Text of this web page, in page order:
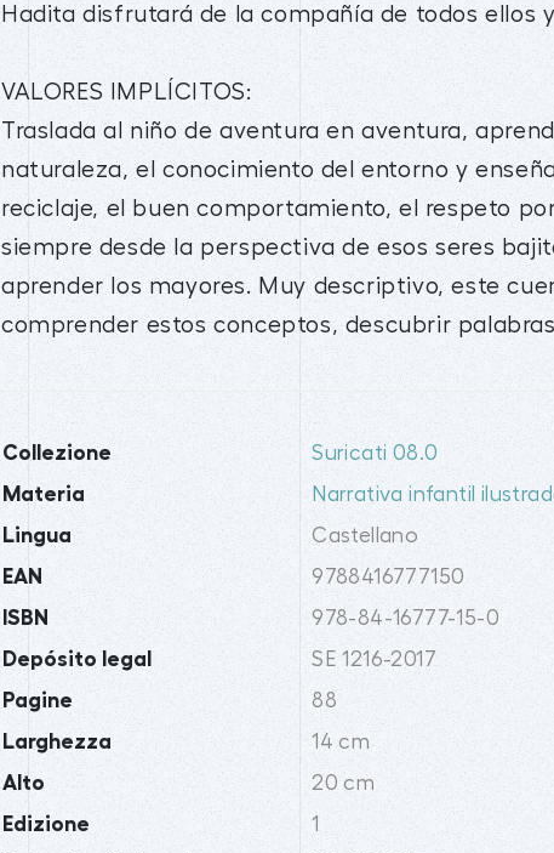
Hadita disfrutará de la compañía de todos ellos
VALORES IMPLÍCITOS:
Traslada al niño de aventura en aventura,
naturaleza, el conocimiento del entorno y
reciclaje, el buen comportamiento, el respeto
siempre desde la perspectiva de esos seres
aprender los mayores. Muy descriptivo, este
comprender estos conceptos, descubrir
Collezione Suricati 08.0
Materia Narrativa infantil
Lingua Castellano
EAN 9788416777150
ISBN 978-84-16777-15-0
Depósito legal SE 1216-2017
Pagine 88
Larghezza 14 cm
Alto 20 cm
Edizione 1